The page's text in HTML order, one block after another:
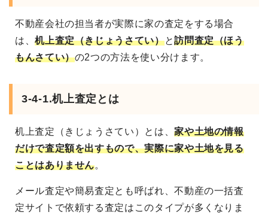
不動産会社の担当者が実際に家の査定をする場合
は、机上査定（きじょうさてい）と訪問査定（ほう
もんさてい）の2つの方法を使い分けます。
3-4-1.机上査定とは
机上査定（きじょうさてい）とは、家や土地の情報
だけで査定額を出すもので、実際に家や土地を見る
ことはありません。
メール査定や簡易査定とも呼ばれ、不動産の一括査
定サイトで依頼する査定はこのタイプが多くなりま